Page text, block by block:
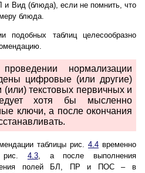
Вид (блюда), если не помнить, что
блюда.
подобных таблиц целесообразно
нормализации
цифровые (или другие)
(или) текстовых первичных и
хотя бы мысленно
ключи, а после окончания
таблицы рис. 4.4 временно
рис. 4.3, а после выполнения
полей БЛ, ПР и ПОС – в